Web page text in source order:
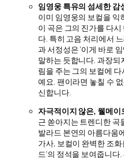
임영웅 특유의 섬세한 감
이미 임영웅의 보컬을 익
이 곡은 그의 진가를 다
다. 특히 고음 처리에서
과 서정성은 ‘이게 바로
말하는 듯합니다. 과장되
림을 주는 그의 보컬에
예요. 팬이라면 놓칠 수
신합니다.
자극적이지 않은, 웰메이
근 쏟아지는 트렌디한 곡
발라드 본연의 아름다움
가사, 보컬이 완벽한 조화
드’의 정석을 보여줍니다